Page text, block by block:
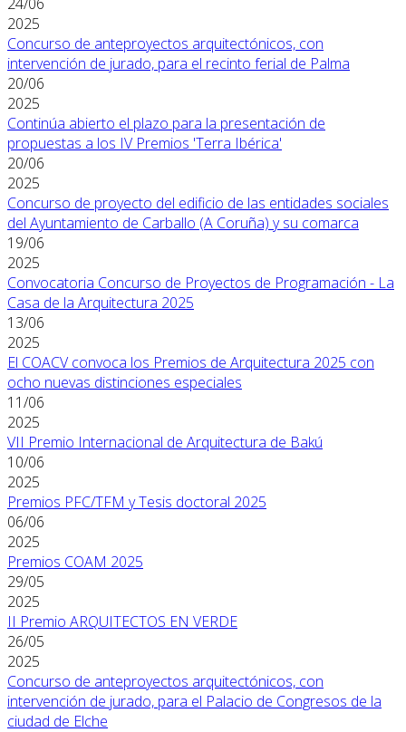
2025
Concurso de anteproyectos arquitectónicos, con
intervención de jurado, para el recinto ferial de Palma
20/06
2025
Continúa abierto el plazo para la presentación de
propuestas a los IV Premios 'Terra Ibérica'
20/06
2025
Concurso de proyecto del edificio de las entidades sociales
del Ayuntamiento de Carballo (A Coruña) y su comarca
19/06
2025
Convocatoria Concurso de Proyectos de Programación - La
Casa de la Arquitectura 2025
13/06
2025
El COACV convoca los Premios de Arquitectura 2025 con
ocho nuevas distinciones especiales
11/06
2025
VII Premio Internacional de Arquitectura de Bakú
10/06
2025
Premios PFC/TFM y Tesis doctoral 2025
06/06
2025
Premios COAM 2025
29/05
2025
II Premio ARQUITECTOS EN VERDE
26/05
2025
Concurso de anteproyectos arquitectónicos, con
intervención de jurado, para el Palacio de Congresos de la
ciudad de Elche